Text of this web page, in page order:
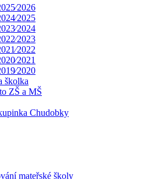
školka
ZŠ a MŠ
Chudobky
mateřské školy